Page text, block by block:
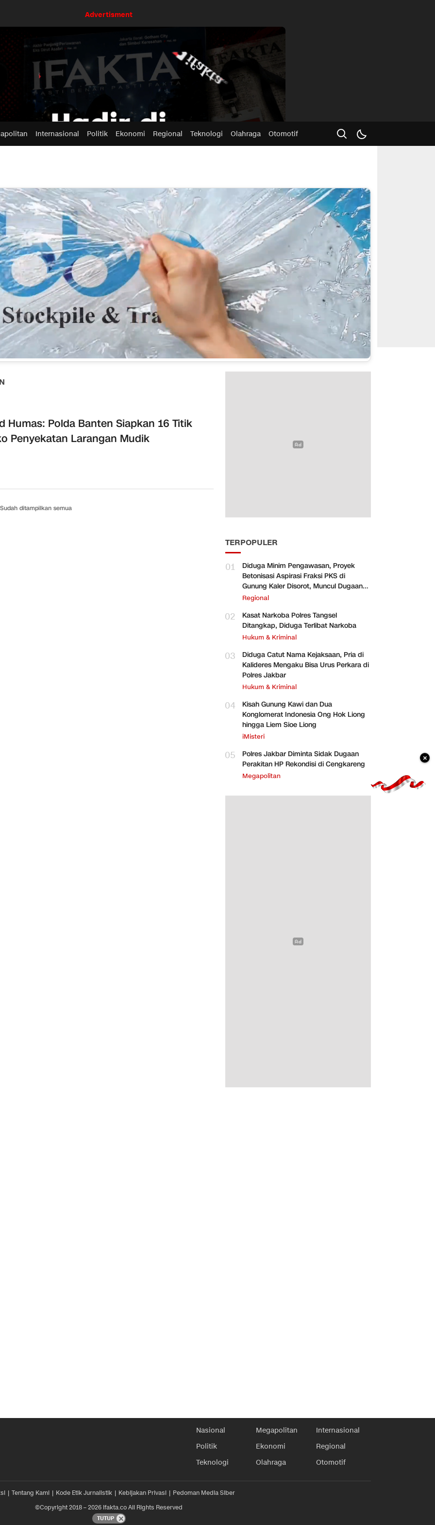
Advertisment
Internasional Politik Ekonomi Regional Teknologi Olahraga Otomotif
Humas: Polda Banten Siapkan 16 Titik
Penyekatan Larangan Mudik
Sudah ditampilkan semua
TERPOPULER
01
Diduga Minim Pengawasan, Proyek
Betonisasi Aspirasi Fraksi PKS di
Gunung Kaler Disorot, Muncul Dugaan
Pengurangan Volume
Regional
02
Kasat Narkoba Polres Tangsel
Ditangkap, Diduga Terlibat Narkoba
Hukum & Kriminal
03
Diduga Catut Nama Kejaksaan, Pria di
Kalideres Mengaku Bisa Urus Perkara di
Polres Jakbar
Hukum & Kriminal
04
Kisah Gunung Kawi dan Dua
Konglomerat Indonesia Ong Hok Liong
hingga Liem Sioe Liong
iMisteri
05
Polres Jakbar Diminta Sidak Dugaan
Perakitan HP Rekondisi di Cengkareng
Megapolitan
Nasional Megapolitan
Internasional
Politik
Ekonomi
Regional
Teknologi
Olahraga Otomotif
Tentang Kami Kode Etik Jurnalistik Kebijakan Privasi
Pedoman Media Siber
©Copyright 2018 – 2026 ifakta.co All Rights Reserved
TUTUP
×